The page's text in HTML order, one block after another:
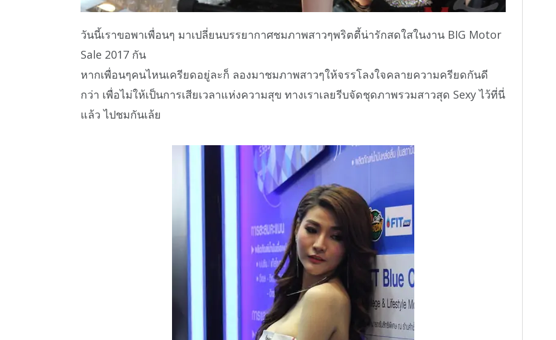
วันนี้เราขอพาเพื่อนๆ มาเปลี่ยนบรรยากาศชมภาพสาวๆพริตตี้น่ารักสดใสในงาน BIG Motor
Sale 2017 กัน
หากเพื่อนๆคนไหนเครียดอยู่ละก็ ลองมาชมภาพสาวๆให้จรรโลงใจคลายความครียดกันดี
กว่า เพื่อไม่ให้เป็นการเสียเวลาแห่งความสุข ทางเราเลยรีบจัดชุดภาพรวมสาวสุด Sexy ไว้ที่นี่
แล้ว ไปชมกันเล้ย